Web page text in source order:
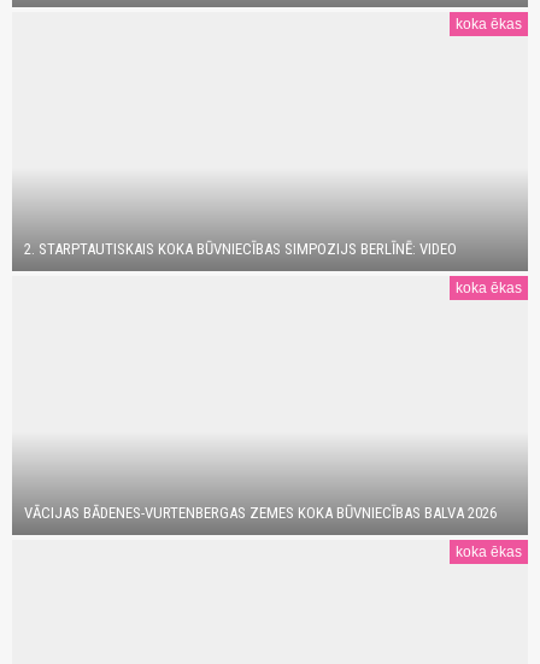
koka ēkas
2. STARPTAUTISKAIS KOKA BŪVNIECĪBAS SIMPOZIJS BERLĪNĒ: VIDEO
koka ēkas
VĀCIJAS BĀDENES-VURTENBERGAS ZEMES KOKA BŪVNIECĪBAS BALVA 2026
koka ēkas